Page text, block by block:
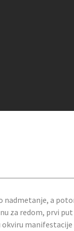
nadmetanje, a
za redom, prvi